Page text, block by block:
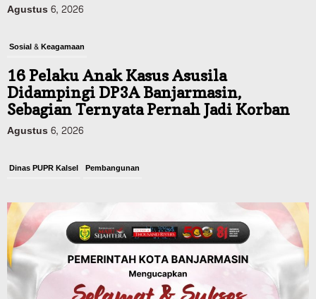
Agustus 6, 2026
Sosial & Keagamaan
16 Pelaku Anak Kasus Asusila
Didampingi DP3A Banjarmasin,
Sebagian Ternyata Pernah Jadi Korban
Agustus 6, 2026
Dinas PUPR Kalsel Pembangunan
Pemerintah Janji Tingkatkan Fasilitas
Keselamatan Jalan Alternatif
Banjarbaru–Batulicin
Agustus 6, 2026